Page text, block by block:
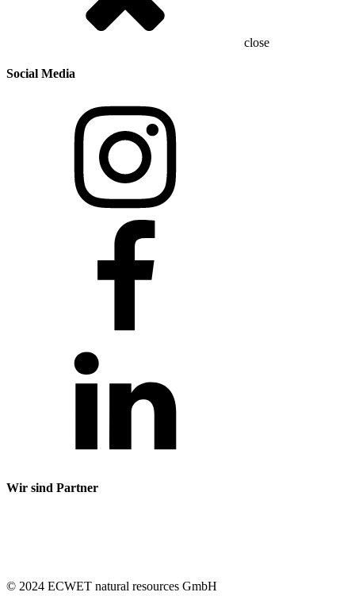
close
Social Media
Wir sind Partner
© 2024 ECWET natural resources GmbH